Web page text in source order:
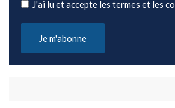
J'ai lu et accepte les termes et les